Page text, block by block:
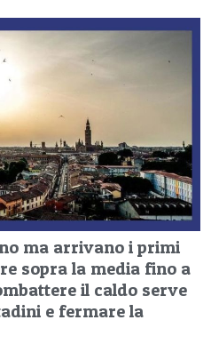
ma arrivano i primi
sopra la media fino a
il caldo serve
e fermare la